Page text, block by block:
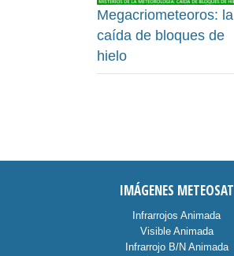
Megacriometeoros: la
caída de bloques de
hielo
IMÁGENES METEOSAT
Infrarrojos Animada
Visible Animada
Infrarrojo B/N Animada